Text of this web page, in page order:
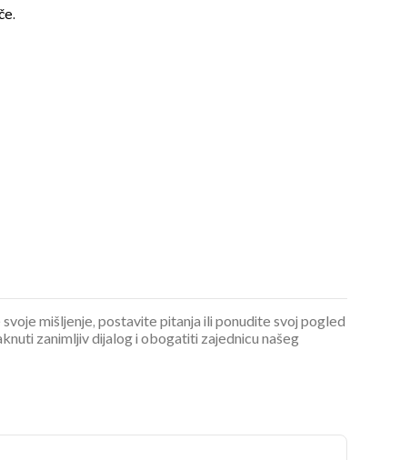
mišljenje, postavite pitanja ili ponudite svoj pogled
zanimljiv dijalog i obogatiti zajednicu našeg